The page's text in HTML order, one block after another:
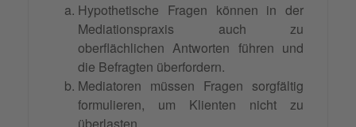
Hypothetische Fragen können in der
Mediationspraxis auch zu
oberflächlichen Antworten führen und
die Befragten überfordern.
Mediatoren müssen Fragen sorgfältig
formulieren, um Klienten nicht zu